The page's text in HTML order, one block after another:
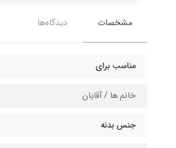
مشخصات دیدگاه‌ها
مناسب برای
خانم ها / آقایان
جنس بدنه